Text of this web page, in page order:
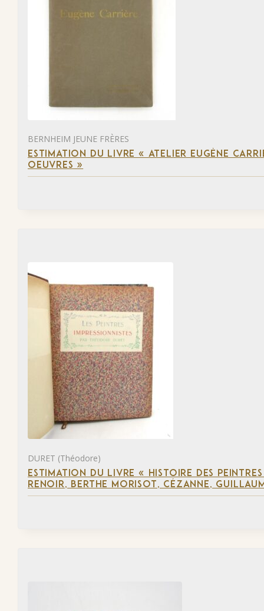
BERNHEIM JEUNE FRÈRES
ESTIMATION DU LIVRE « ATELIER EUGÈNE
OEUVRES »
DURET (Théodore)
ESTIMATION DU LIVRE « HISTOIRE DES
RENOIR, BERTHE MORISOT, CÉZANNE,